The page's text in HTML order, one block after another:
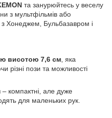
та занурюйтесь у веселу
з мультфільмів або
з Хонеджем, Бульбазавром і
висотою 7,6 см , яка
різні пози та можливості
– компактні, але дуже
для маленьких рук.